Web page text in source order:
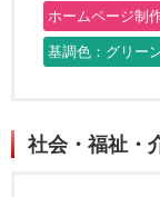
ホームページ制
基調色：グリー
社会・福祉・